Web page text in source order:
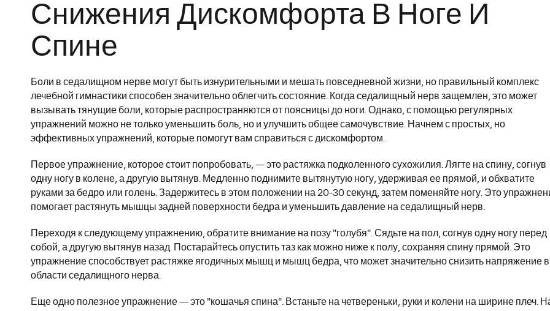
Снижения Дискомфорта В Ноге И
Спине
Боли в седалищном нерве могут быть изнурительными и мешать повседневной жизни, но правильный комплекс
лечебной гимнастики способен значительно облегчить состояние. Когда седалищный нерв защемлен, это может
вызывать тянущие боли, которые распространяются от поясницы до ноги. Однако, с помощью регулярных
упражнений можно не только уменьшить боль, но и улучшить общее самочувствие. Начнем с простых, но
эффективных упражнений, которые помогут вам справиться с дискомфортом.
Первое упражнение, которое стоит попробовать, — это растяжка подколенного сухожилия. Лягте на спину, согнув
одну ногу в колене, а другую вытянув. Медленно поднимите вытянутую ногу, удерживая ее прямой, и обхватите
руками за бедро или голень. Задержитесь в этом положении на 20-30 секунд, затем поменяйте ногу. Это
помогает растянуть мышцы задней поверхности бедра и уменьшить давление на седалищный нерв.
Переходя к следующему упражнению, обратите внимание на позу "голубя". Сядьте на пол, согнув одну ногу перед
собой, а другую вытянув назад. Постарайтесь опустить таз как можно ниже к полу, сохраняя спину прямой. Это
упражнение способствует растяжке ягодичных мышц и мышц бедра, что может значительно снизить напряжение в
области седалищного нерва.
Еще одно полезное упражнение — это "кошачья спина". Встаньте на четвереньки, руки и колени на ширине плеч.